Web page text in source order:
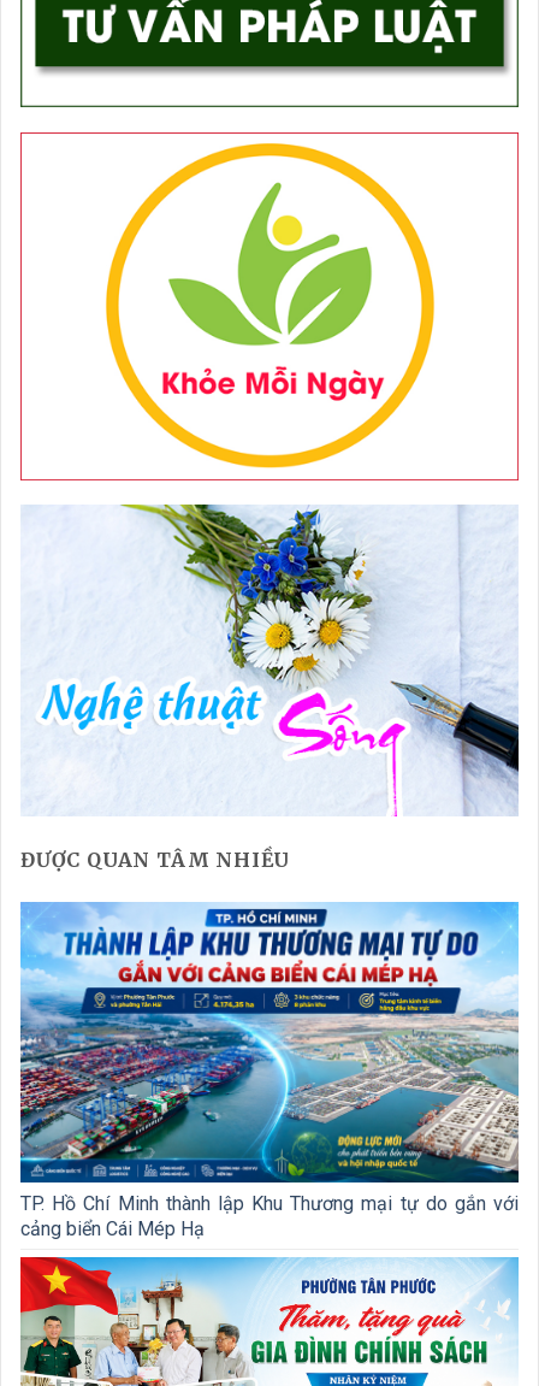
ĐƯỢC QUAN TÂM NHIỀU
TP. Hồ Chí Minh thành lập Khu Thương mại tự do gắn với
cảng biển Cái Mép Hạ